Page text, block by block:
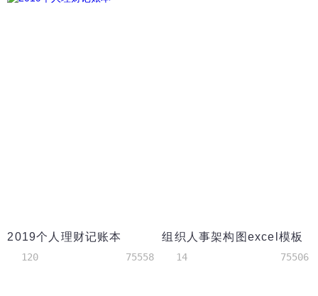
2019个人理财记账本
120 75558
组织人事架构图excel模板
14 75506